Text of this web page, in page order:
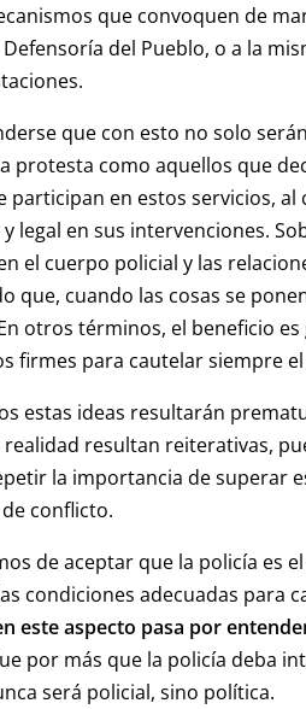
que convoquen de
Defensoría del Pueblo, o a la
que con esto no solo
protesta como aquellos que
participan en estos servicios,
legal en sus intervenciones.
el cuerpo policial y las
que, cuando las cosas se
otros términos, el beneficio
firmes para cautelar siempre
estas ideas resultarán
realidad resultan reiterativas,
la importancia de superar
conflicto.
de aceptar que la policía es
condiciones adecuadas para
este aspecto pasa por
por más que la policía deba
será policial, sino política.